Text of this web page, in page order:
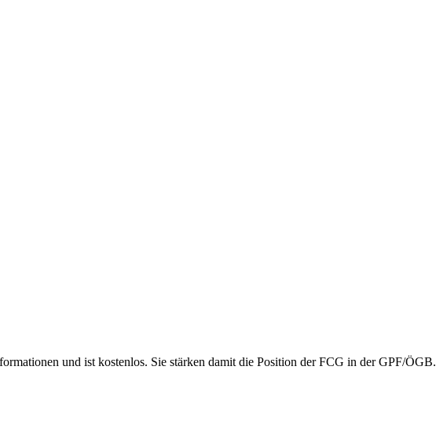
und ist kostenlos. Sie stärken damit die Position der FCG in der GPF/ÖGB.